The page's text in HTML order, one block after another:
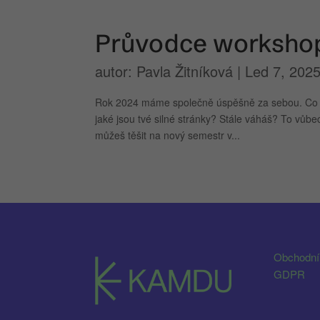
Průvodce
autor: Pavla Žitníková| Led 7, 2025
Rok 2024 máme společně úspěšně za sebou.
jaké jsou tvé silné stránky? Stále váháš? To
můžeš těšit na nový semestr v...
GDPR